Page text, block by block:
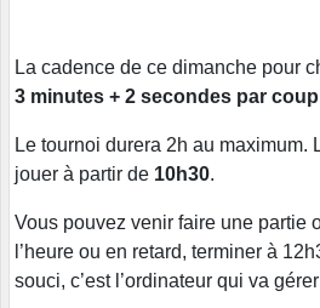
La cadence de ce dimanche pour
3 minutes + 2 secondes par coup
Le tournoi durera 2h au maximum.
jouer à partir de 10h30.
Vous pouvez venir faire une partie
l’heure ou en retard, terminer à
souci, c’est l’ordinateur qui va